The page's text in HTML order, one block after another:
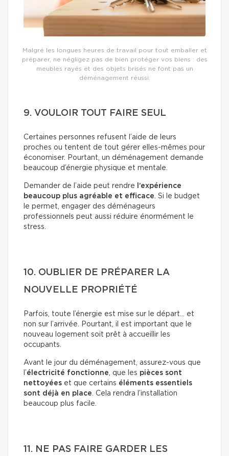
Malgré les longues heures de travail pour tout emballer et
préparer, ne négligez pas de bien protéger vos biens : des
meubles rayés et des objets brisés ne font pas un
déménagement réussi.
9. VOULOIR TOUT FAIRE SEUL
Certaines personnes refusent l’aide de leurs
proches ou tentent de tout gérer elles-mêmes pour
économiser. Pourtant, un déménagement demande
beaucoup d’énergie physique et mentale.
Demander de l’aide peut rendre
l’expérience
beaucoup plus agréable et efficace. Si le budget
le permet, engager des déménageurs
professionnels peut aussi réduire énormément le
stress.
10. OUBLIER DE PRÉPARER LA
NOUVELLE PROPRIÉTÉ
Parfois, toute l’énergie est mise sur le départ… et
non sur l’arrivée. Pourtant, il est important que le
nouveau logement soit prêt à accueillir les
occupants.
Avant le jour du déménagement, assurez-vous que
l’électricité fonctionne, que les pièces sont
nettoyées et que certains éléments essentiels
sont déjà en place. Cela rendra l’installation
beaucoup plus facile.
11. NE PAS FAIRE GARDER LES